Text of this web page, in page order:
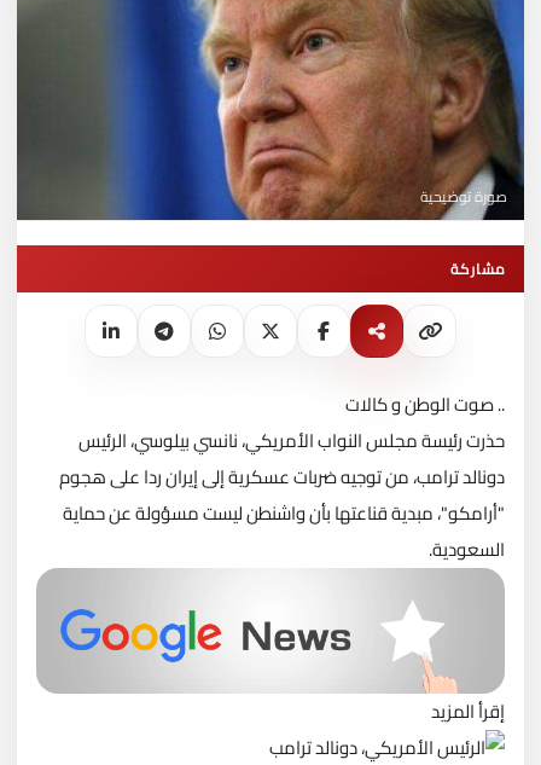
صورة توضيحية
مشاركة
.. صوت الوطن و كالات
حذرت رئيسة مجلس النواب الأمريكي، نانسي بيلوسي، الرئيس
دونالد ترامب، من توجيه ضربات عسكرية إلى إيران ردا على هجوم
"أرامكو"، مبدية قناعتها بأن واشنطن ليست مسؤولة عن حماية
السعودية.
إقرأ المزيد